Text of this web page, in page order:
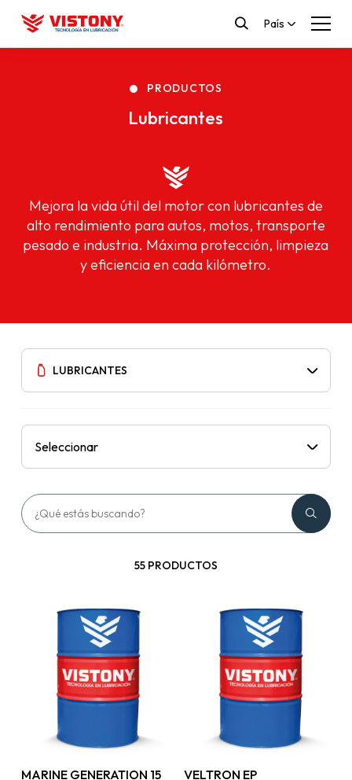
País
PRODUCTOS
Lubricantes
Mejora la vida útil del motor con lubricantes de
alto rendimiento para autos, motos, transporte
pesado e industria. Máxima protección, limpieza
y eficiencia en cada kilómetro.
LUBRICANTES
Seleccionar
55 PRODUCTOS
MARINE GENERATION 15 VELTRON EP